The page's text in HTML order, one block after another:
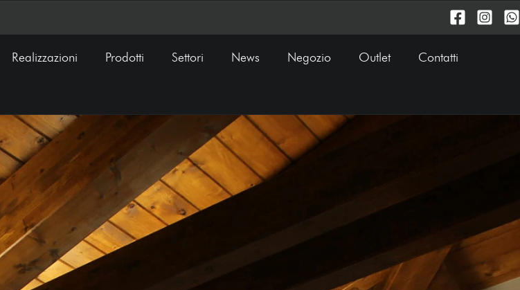
Realizzazioni Prodotti Settori News Negozio Outlet Contatti